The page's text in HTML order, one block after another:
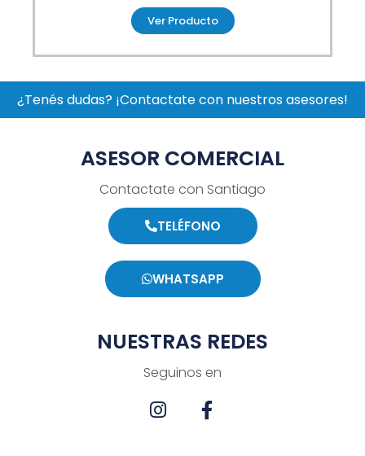
Ver Producto
¿Tenés dudas? ¡Contactate con nuestros asesores!
ASESOR COMERCIAL
Contactate con Santiago
TELÉFONO
WHATSAPP
NUESTRAS REDES
Seguinos en